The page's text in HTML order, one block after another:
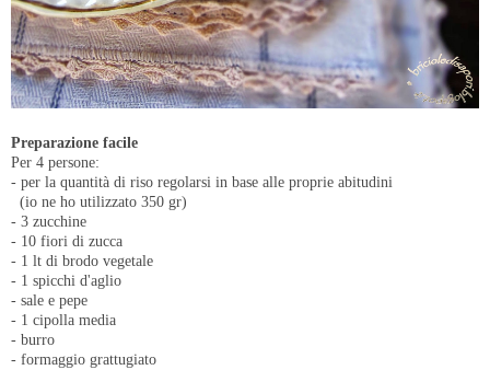
Preparazione facile
Per 4 persone:
- per la quantità di riso regolarsi in base alle proprie abitudini
(io ne ho utilizzato 350 gr)
- 3 zucchine
- 10 fiori di zucca
- 1 lt di brodo vegetale
- 1 spicchi d'aglio
- sale e pepe
- 1 cipolla media
- burro
- formaggio grattugiato